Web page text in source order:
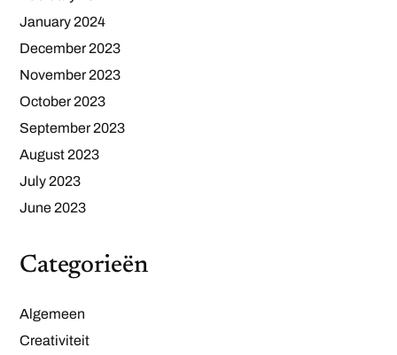
January 2024
December 2023
November 2023
October 2023
September 2023
August 2023
July 2023
June 2023
Categorieën
Algemeen
Creativiteit